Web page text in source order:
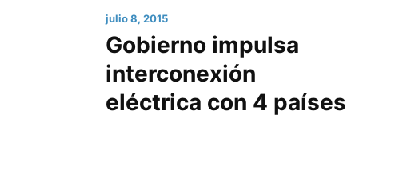
julio 8, 2015
Gobierno impulsa
interconexión
eléctrica con 4 países